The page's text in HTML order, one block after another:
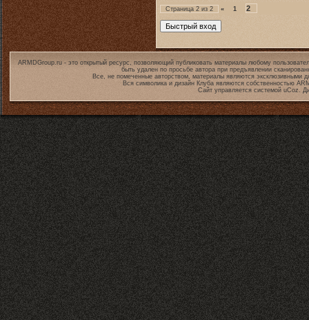
Страница 2 из 2 « 1 2
ARMDGroup.ru - это открытый ресурс, позволяющий публиковать материалы любому
быть удален по просьбе автора при предъявлении
Все, не помеченные авторством, материалы являются эксклюзивными
Вся символика и дизайн Клуба являются собственностью
Сайт управляется системой uCoz.